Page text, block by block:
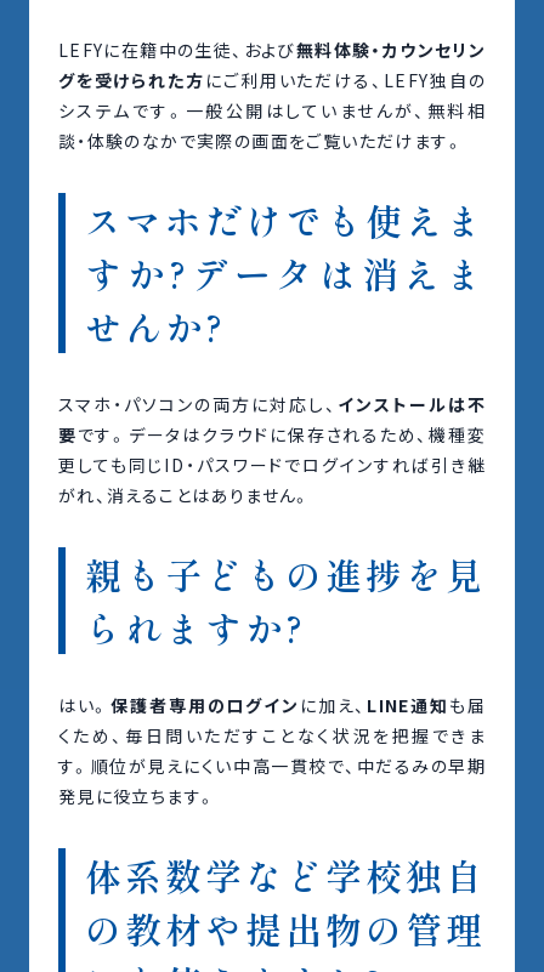
LEFYに在籍中の生徒、および無料体験・カウンセリン
グを受けられた方 にご利用いただける、LEFY独自の
システムです。一般公開はしていませんが、無料相
談・体験のなかで実際の画面をご覧いただけます。
スマホだけでも使えま
すか?データは消えま
せんか?
スマホ・パソコンの両方に対応し、 インストールは不
要です。データはクラウドに保存されるため、機種変
更しても同じID・パスワードでログインすれば引き継
がれ、消えることはありません。
親も子どもの進捗を見
られますか?
はい。保護者専用のログイン に加え、 LINE通知 も届
くため、毎日問いただすことなく状況を把握できま
す。順位が見えにくい中高一貫校で、中だるみの早期
発見に役立ちます。
体系数学など学校独自
の教材や提出物の管理